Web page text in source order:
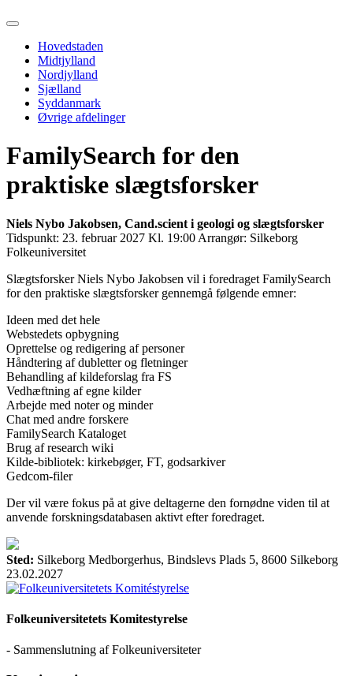
Primary
Hovedstaden
Midtjylland
Nordjylland
Sjælland
Syddanmark
Øvrige afdelinger
FamilySearch for den
praktiske slægtsforsker
Niels Nybo Jakobsen, Cand.scient i geologi og slægtsforsker
Tidspunkt: 23. februar 2027 Kl. 19:00 Arrangør: Silkeborg
Folkeuniversitet
Slægtsforsker Niels Nybo Jakobsen vil i foredraget FamilySearch
for den praktiske slægtsforsker gennemgå følgende emner:
Ideen med det hele
Webstedets opbygning
Oprettelse og redigering af personer
Håndtering af dubletter og fletninger
Behandling af kildeforslag fra FS
Vedhæftning af egne kilder
Arbejde med noter og minder
Chat med andre forskere
FamilySearch Kataloget
Brug af research wiki
Kilde-bibliotek: kirkebøger, FT, godsarkiver
Gedcom-filer
Der vil være fokus på at give deltagerne den fornødne viden til at
anvende forskningsdatabasen aktivt efter foredraget.
Sted: Silkeborg Medborgerhus, Bindslevs Plads 5, 8600 Silkeborg
23.02.2027
Folkeuniversitetets Komitestyrelse
- Sammenslutning af Folkeuniversiteter